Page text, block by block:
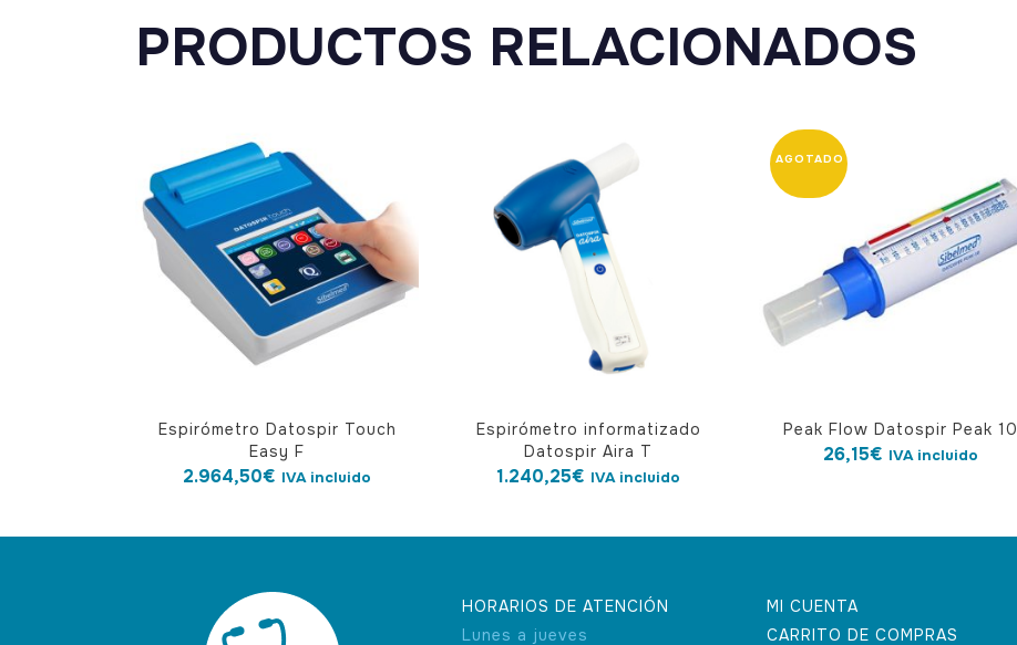
PRODUCTOS RELACIONADOS
Espirómetro Datospir Touch
Easy F
2.964,50€ IVA incluido
Espirómetro informatizado
Datospir Aira T
1.240,25€ IVA incluido
Peak Flow Datospir Peak 10
26,15€ IVA incluido
HORARIOS DE ATENCIÓN
Lunes a jueves
MI CUENTA
CARRITO DE COMPRAS